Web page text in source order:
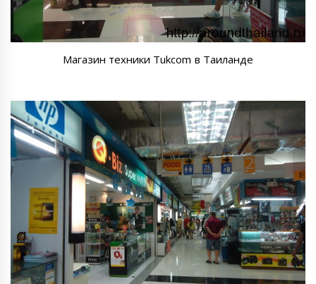
Магазин техники Tukcom в Таиланде